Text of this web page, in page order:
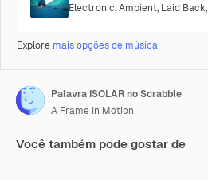
Electronic,Ambient, Laid Back,
Explore mais opções de música
Palavra ISOLAR no Scrabble
A Frame In Motion
Você também pode gostar de